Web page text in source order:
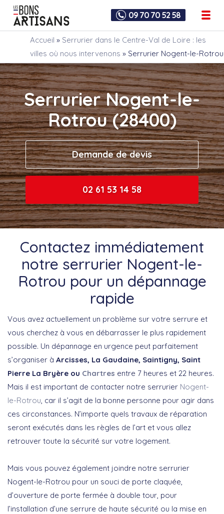
09 70 70 52 58
Accueil » Serrurier dans le Centre-Val de Loire : les
villes où nous intervenons » Serrurier Nogent-le-Rotrou
Serrurier Nogent-le-
Rotrou (28400)
Demande de devis
02 61 53 14 58
Contactez immédiatement
notre serrurier Nogent-le-
Rotrou pour un dépannage
rapide
Vous avez actuellement un problème sur votre serrure et
vous cherchez à vous en débarrasser le plus rapidement
possible. Un dépannage en urgence peut parfaitement
s’organiser à Arcisses, La Gaudaine, Saintigny, Saint
Pierre La Bryère ou Chartres entre 7 heures et 22 heures.
Mais il est important de contacter notre serrurier Nogent-
le-Rotrou , car il s’agit de la bonne personne pour agir dans
ces circonstances. N’importe quels travaux de réparation
seront exécutés dans les règles de l’art et vous allez
retrouver toute la sécurité sur votre logement.
Mais vous pouvez également joindre notre serrurier
Nogent-le-Rotrou pour un souci de porte claquée,
d’ouverture de porte fermée à double tour, pour
l’installation d’une serrure de haute sécurité ou la mise en